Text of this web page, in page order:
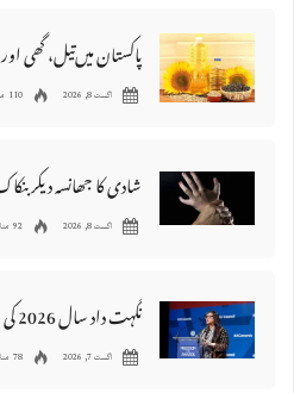
اگست 8, 2026 110 مناظر
اگست 8, 2026 92 مناظر
اگست 7, 2026 78 مناظر